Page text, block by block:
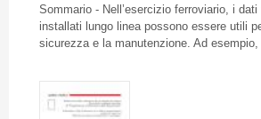
Sommario - Nell’esercizio ferroviario, i
installati lungo linea possono essere utili
sicurezza e la manutenzione. Ad